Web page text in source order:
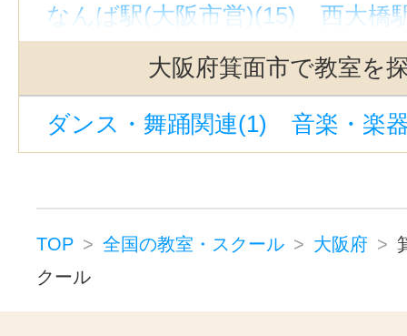
大阪市住吉区(2)
大阪市西成区
大阪市淀川区(9)
大阪市住之江
大阪市平野区(1)
大阪市北区(50)
大阪市中央区(52)
堺市堺区(4)
堺市北区(4)
岸和田市(2)
豊中
池田市(1)
吹田市(8)
泉大津市
高槻市(1)
寝屋川市(2)
河内長野市(1)
柏
なんば駅(大阪市営)(15)
西大橋
西梅田駅(14)
京橋駅(大阪)(13)
東梅田駅(12)
大阪難波駅(12)
堺筋本町駅(10)
天王寺駅(9)
長堀橋駅(8)
新大阪駅(7)
南方
北浜駅(大阪)(7)
西中島南方駅(7)
南森町駅(7)
中崎町駅(6)
扇町駅(大阪)(6)
大阪府箕面市で教室を
ダンス・舞踊関連(1) 音楽・楽
TOP 全国の教室・スクール 大阪府
クール